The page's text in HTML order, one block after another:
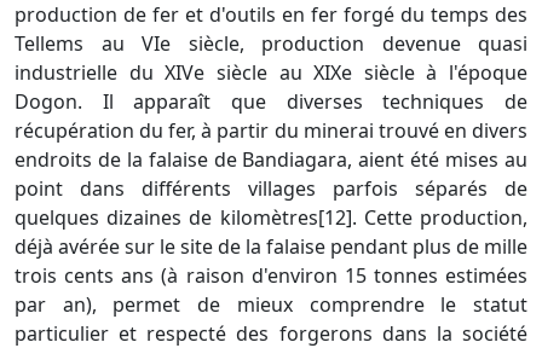
production de fer et d'outils en fer forgé du temps des
Tellems au VIe siècle, production devenue quasi
industrielle du XIVe siècle au XIXe siècle à l'époque
Dogon. Il apparaît que diverses techniques de
récupération du fer, à partir du minerai trouvé en divers
endroits de la falaise de Bandiagara, aient été mises au
point dans différents villages parfois séparés de
quelques dizaines de kilomètres[12]. Cette production,
déjà avérée sur le site de la falaise pendant plus de mille
trois cents ans (à raison d'environ 15 tonnes estimées
par an), permet de mieux comprendre le statut
particulier et respecté des forgerons dans la société